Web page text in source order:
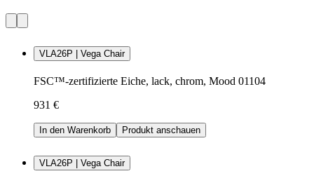
VLA26P | Vega Chair
FSC™-zertifizierte Eiche, lack, chrom, Mood 01104
931 €
In den Warenkorb Produkt anschauen
VLA26P | Vega Chair